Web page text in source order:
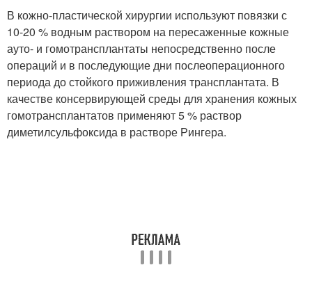
В кожно-пластической хирургии используют повязки с
10-20 % водным раствором на пересаженные кожные
ауто- и гомотрансплантаты непосредственно после
операций и в последующие дни послеоперационного
периода до стойкого приживления трансплантата. В
качестве консервирующей среды для хранения кожных
гомотрансплантатов применяют 5 % раствор
диметилсульфоксида в растворе Рингера.